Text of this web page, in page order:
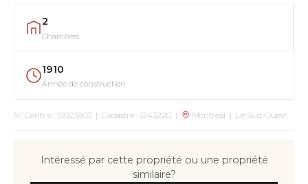
2
Chambres
1910
Année de construction
N° Centris : 15023803 | Cadastre : 1243220 | Montréal | Le Sud-Ouest
Intéressé par cette propriété ou une propriété
similaire?